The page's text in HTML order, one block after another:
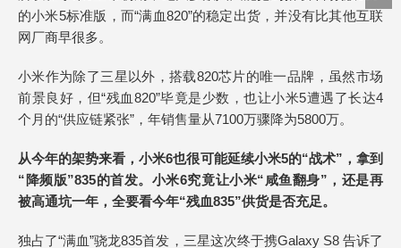
的小米5标准版，而“满血820”的稳定出货，并没有比其他互联
网厂商早很多。
小米作为除了三星以外，搭载820芯片的唯一品牌，虽然市场
前景良好，但“残血820”毕竟是少数，也让小米5遭遇了长达4
个月的“供应链紧张”，年销售量从7100万骤降为5800万。
从今年的架势来看，小米6也很可能延续小米5的“战术”，拿到
“降频版”835的首发。小米6究竟让小米“咸鱼翻身”，还是再
被高通坑一年，全要看今年“残血835”供货是否充足。
独占了“满血”骁龙835首发，三星这次终于携Galaxy S8 告诉了